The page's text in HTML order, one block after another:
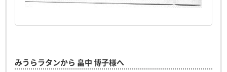
みうらラタンから 畠中 博子様へ